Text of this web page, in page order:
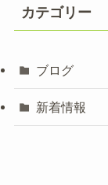
カテゴリー
ブログ
新着情報